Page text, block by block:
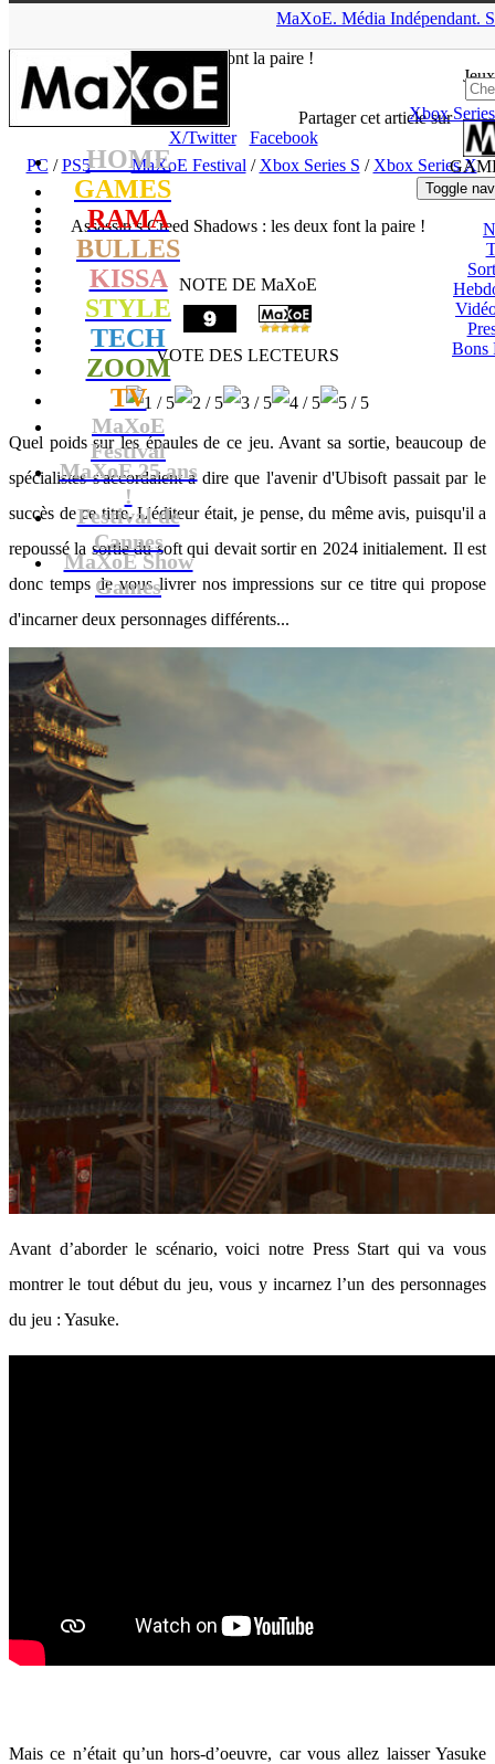
MaXoE. Média Indépendant.
HOME
GAMES
RAMA
BULLES
KISSA
STYLE
TECH
ZOOM
TV
MaXoE
Festival
MaXoE 25 ans
!
Festival de
Cannes
MaXoE Show
Games
Jeux
Xbox
Toggle
Bons
deux font la paire !
Partager cet article sur
X/Twitter
Facebook
PC /PS5 MaXoE Festival / Xbox Series S / Xbox Series X
Assassin’s Creed Shadows : les deux font la paire !
NOTE DE MaXoE
VOTE DES LECTEURS
Quel poids sur les épaules de ce jeu. Avant sa sortie, beaucoup de
spécialistes s'accordaient à dire que l'avenir d'Ubisoft passait par le
succès de ce titre. L'éditeur était, je pense, du même avis, puisqu'il a
repoussé la sortie du soft qui devait sortir en 2024 initialement. Il est
donc temps de vous livrer nos impressions sur ce titre qui propose
d'incarner deux personnages différents...
Avant d’aborder le scénario, voici notre Press Start qui va vous
montrer le tout début du jeu, vous y incarnez l’un des personnages
du jeu : Yasuke.
Mais ce n’était qu’un hors-d’oeuvre, car vous allez laisser Yasuke